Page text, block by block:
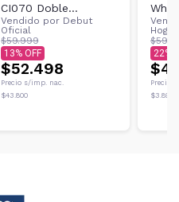
CI070 Doble
potencia 500w y
1000w blanco
Vendido por Debut
Oficial
$59.999
13
$52.498
Precio s/imp. nac.
$43.800
Hogar
22
Precio
$3.892